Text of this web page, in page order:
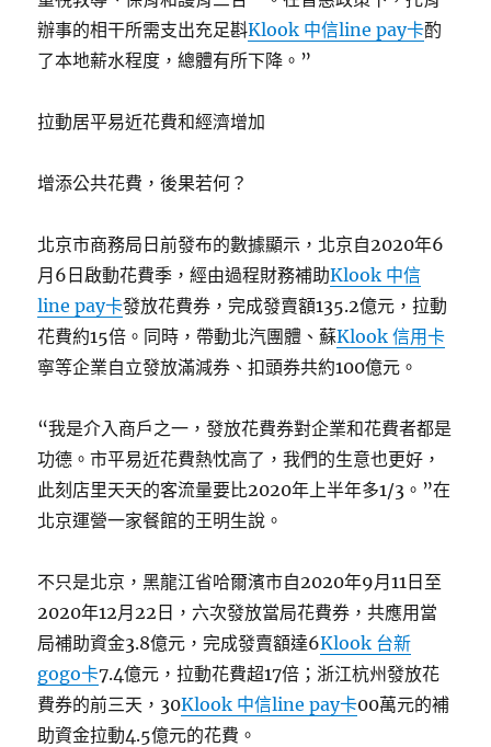
辦事的相干所需支出充足斟Klook 中信line pay卡酌
了本地薪水程度，總體有所下降。”
拉動居平易近花費和經濟增加
增添公共花費，後果若何？
北京市商務局日前發布的數據顯示，北京自2020年6
月6日啟動花費季，經由過程財務補助Klook 中信
line pay卡發放花費券，完成發賣額135.2億元，拉動
花費約15倍。同時，帶動北汽團體、蘇Klook 信用卡
寧等企業自立發放滿減券、扣頭券共約100億元。
“我是介入商戶之一，發放花費券對企業和花費者都是
功德。市平易近花費熱忱高了，我們的生意也更好，
此刻店里天天的客流量要比2020年上半年多1/3。”在
北京運營一家餐館的王明生說。
不只是北京，黑龍江省哈爾濱市自2020年9月11日至
2020年12月22日，六次發放當局花費券，共應用當
局補助資金3.8億元，完成發賣額達6Klook 台新
gogo卡7.4億元，拉動花費超17倍；浙江杭州發放花
費券的前三天，30Klook 中信line pay卡00萬元的補
助資金拉動4.5億元的花費。